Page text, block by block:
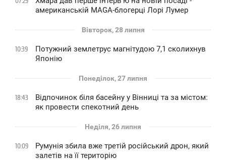
американській MAGA-блогерці Лорі Лумер
Вівторок, 28 липня
10:39
Потужний землетрус магнітудою 7,1 сколихнув
Японію
Понеділок, 27 липня
18:43
Відпочинок біля басейну у Вінниці та за містом:
як провести спекотний день
Неділя, 26 липня
10:09
Румунія збила вже третій російський дрон, який
залетів на її територію